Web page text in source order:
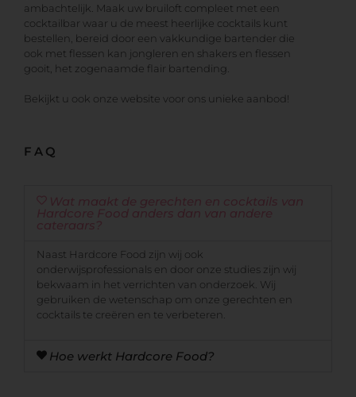
ambachtelijk. Maak uw bruiloft compleet met een
cocktailbar waar u de meest heerlijke cocktails kunt
bestellen, bereid door een vakkundige bartender die
ook met flessen kan jongleren en shakers en flessen
gooit, het zogenaamde flair bartending.
Bekijkt u ook onze website voor ons unieke aanbod!
FAQ
Wat maakt de gerechten en cocktails van
Hardcore Food anders dan van andere
cateraars?
Naast Hardcore Food zijn wij ook
onderwijsprofessionals en door onze studies zijn wij
bekwaam in het verrichten van onderzoek. Wij
gebruiken de wetenschap om onze gerechten en
cocktails te creëren en te verbeteren.
Hoe werkt Hardcore Food?